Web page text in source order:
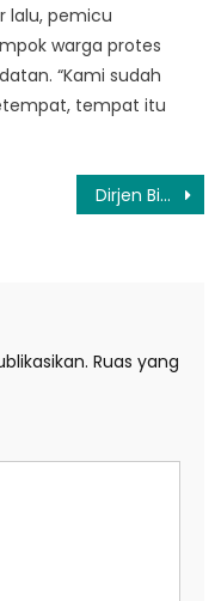
lalu, pemicu
warga protes
“Kami sudah
tempat itu
Dirjen Bina Adwil: Nakes Adalah Sosok Pahlawan
Ruas yang